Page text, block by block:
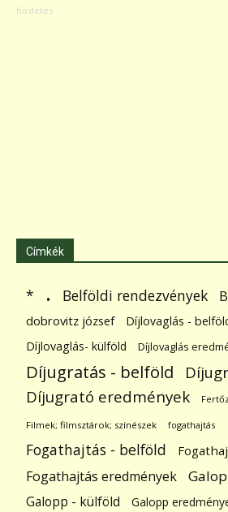
Címkék
* . Belföldi rendezvények
dobrovitz józsef
Díjlovaglás -
Díjlovaglás- külföld
Díjlovaglás
Díjugratás - belföld
Díjugrató eredmények
Filmek; filmsztárok; színészek fogathajtás
Fogathajtás - belföld
Fogathajtás eredmények
Galopp - külföld Galopp